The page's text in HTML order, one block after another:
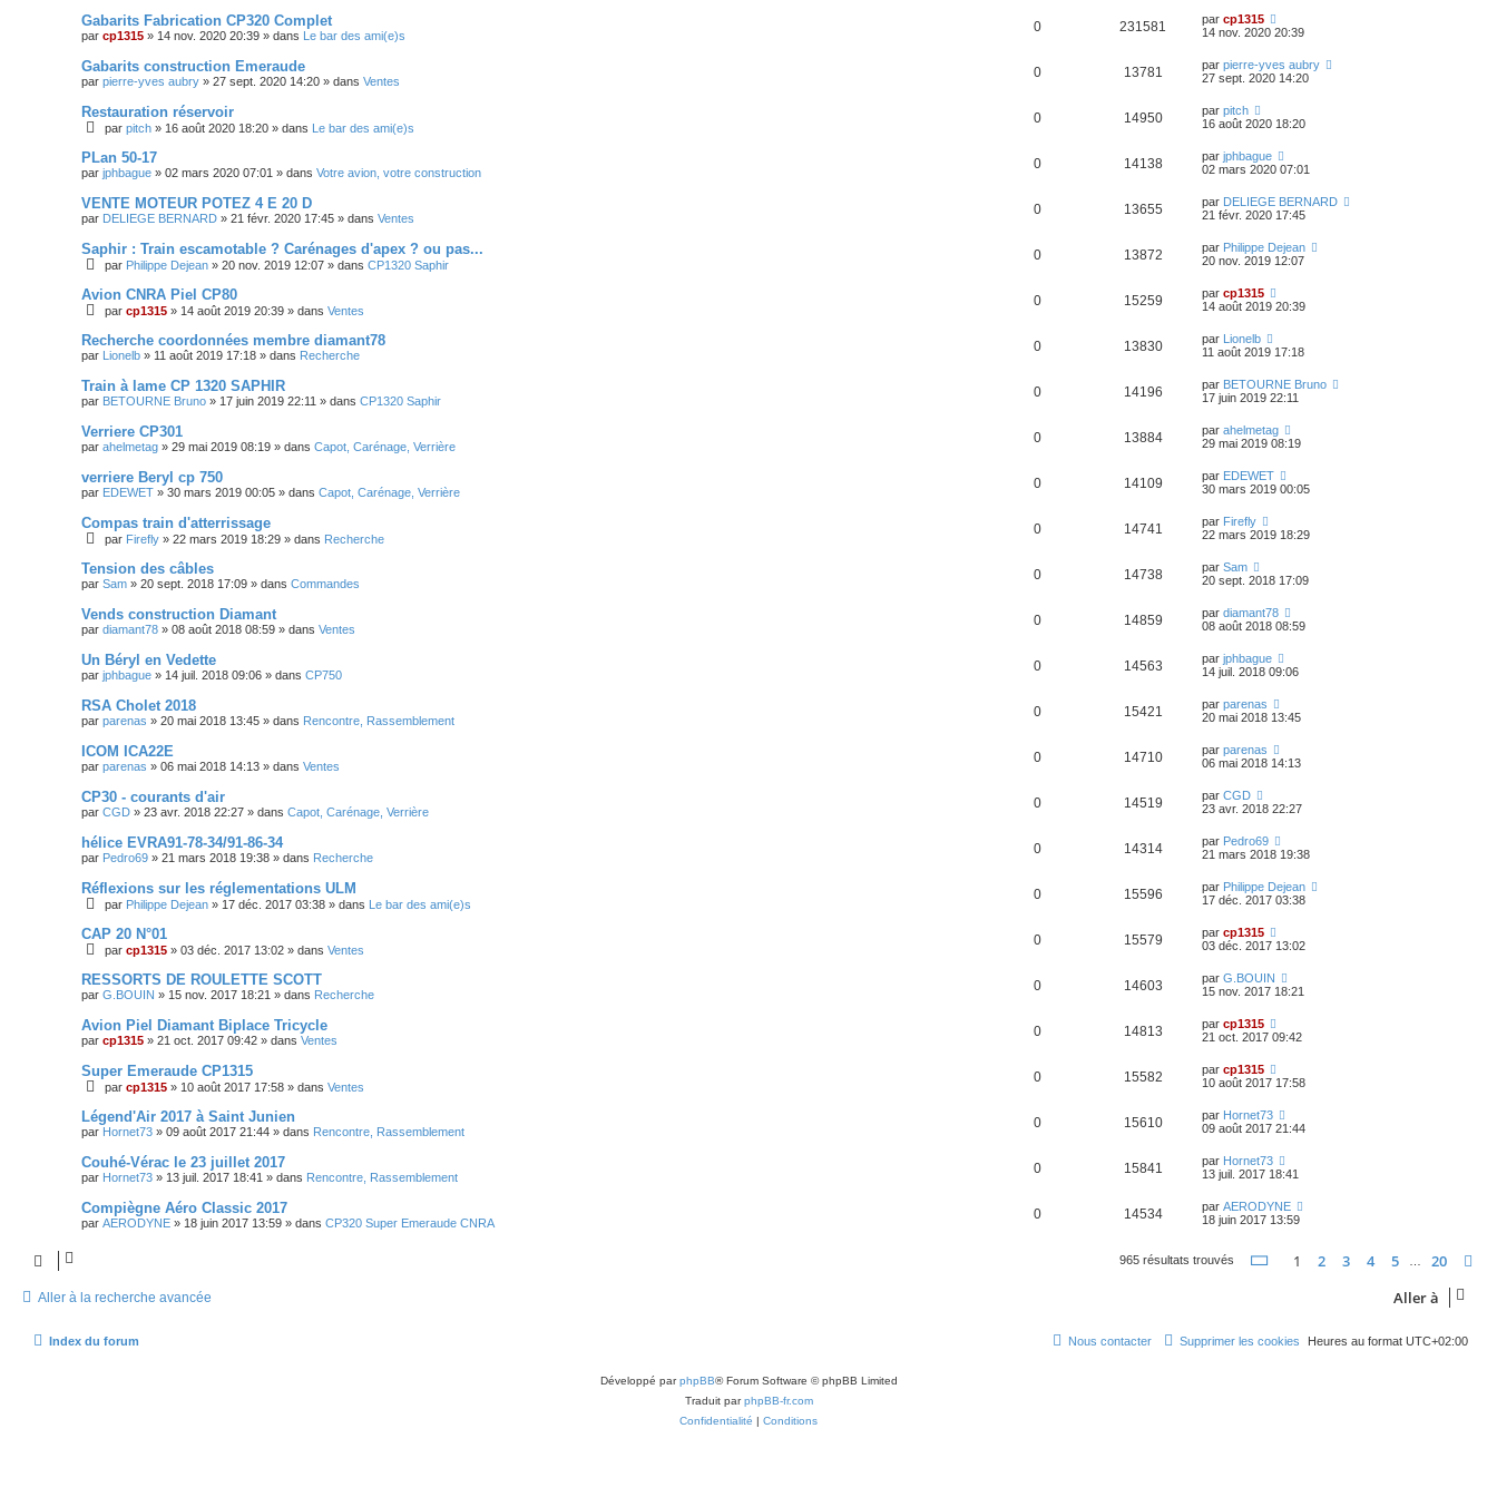
Gabarits Fabrication CP320 Complet
par cp1315 » 14 nov. 2020 20:39 » dans Le bar des ami(e)s
0 231581 par cp1315
14 nov. 2020 20:39
Gabarits construction Emeraude
par pierre-yves aubry » 27 sept. 2020 14:20 » dans Ventes
0 13781 par pierre-yves aubry
27 sept. 2020 14:20
Restauration réservoir
par pitch » 16 août 2020 18:20 » dans Le bar des ami(e)s
0 14950 par pitch
16 août 2020 18:20
PLan 50-17
par jphbague » 02 mars 2020 07:01 » dans Votre avion, votre construction
0 14138 par jphbague
02 mars 2020 07:01
VENTE MOTEUR POTEZ 4 E 20 D
par DELIEGE BERNARD » 21 févr. 2020 17:45 » dans Ventes
0 13655 par DELIEGE BERNARD
21 févr. 2020 17:45
Saphir : Train escamotable ? Carénages d'apex ? ou pas...
par Philippe Dejean » 20 nov. 2019 12:07 » dans CP1320 Saphir
0 13872 par Philippe Dejean
20 nov. 2019 12:07
Avion CNRA Piel CP80
par cp1315 » 14 août 2019 20:39 » dans Ventes
0 15259 par cp1315
14 août 2019 20:39
Recherche coordonnées membre diamant78
par Lionelb » 11 août 2019 17:18 » dans Recherche
0 13830 par Lionelb
11 août 2019 17:18
Train à lame CP 1320 SAPHIR
par BETOURNE Bruno » 17 juin 2019 22:11 » dans CP1320 Saphir
0 14196 par BETOURNE Bruno
17 juin 2019 22:11
Verriere CP301
par ahelmetag » 29 mai 2019 08:19 » dans Capot, Carénage, Verrière
0 13884 par ahelmetag
29 mai 2019 08:19
verriere Beryl cp 750
par EDEWET » 30 mars 2019 00:05 » dans Capot, Carénage, Verrière
0 14109 par EDEWET
30 mars 2019 00:05
Compas train d'atterrissage
par Firefly » 22 mars 2019 18:29 » dans Recherche
0 14741 par Firefly
22 mars 2019 18:29
Tension des câbles
par Sam » 20 sept. 2018 17:09 » dans Commandes
0 14738 par Sam
20 sept. 2018 17:09
Vends construction Diamant
par diamant78 » 08 août 2018 08:59 » dans Ventes
0 14859 par diamant78
08 août 2018 08:59
Un Béryl en Vedette
par jphbague » 14 juil. 2018 09:06 » dans CP750
0 14563 par jphbague
14 juil. 2018 09:06
RSA Cholet 2018
par parenas » 20 mai 2018 13:45 » dans Rencontre, Rassemblement
0 15421 par parenas
20 mai 2018 13:45
ICOM ICA22E
par parenas » 06 mai 2018 14:13 » dans Ventes
0 14710 par parenas
06 mai 2018 14:13
CP30 - courants d'air
par CGD » 23 avr. 2018 22:27 » dans Capot, Carénage, Verrière
0 14519 par CGD
23 avr. 2018 22:27
hélice EVRA91-78-34/91-86-34
par Pedro69 » 21 mars 2018 19:38 » dans Recherche
0 14314 par Pedro69
21 mars 2018 19:38
Réflexions sur les réglementations ULM
par Philippe Dejean » 17 déc. 2017 03:38 » dans Le bar des ami(e)s
0 15596 par Philippe Dejean
17 déc. 2017 03:38
CAP 20 N°01
par cp1315 » 03 déc. 2017 13:02 » dans Ventes
0 15579 par cp1315
03 déc. 2017 13:02
RESSORTS DE ROULETTE SCOTT
par G.BOUIN » 15 nov. 2017 18:21 » dans Recherche
0 14603 par G.BOUIN
15 nov. 2017 18:21
Avion Piel Diamant Biplace Tricycle
par cp1315 » 21 oct. 2017 09:42 » dans Ventes
0 14813 par cp1315
21 oct. 2017 09:42
Super Emeraude CP1315
par cp1315 » 10 août 2017 17:58 » dans Ventes
0 15582 par cp1315
10 août 2017 17:58
Légend'Air 2017 à Saint Junien
par Hornet73 » 09 août 2017 21:44 » dans Rencontre, Rassemblement
0 15610 par Hornet73
09 août 2017 21:44
Couhé-Vérac le 23 juillet 2017
par Hornet73 » 13 juil. 2017 18:41 » dans Rencontre, Rassemblement
0 15841 par Hornet73
13 juil. 2017 18:41
Compiègne Aéro Classic 2017
par AERODYNE » 18 juin 2017 13:59 » dans CP320 Super Emeraude CNRA
0 14534 par AERODYNE
18 juin 2017 13:59
965 résultats trouvés Page sur20
1 2 3 4 5 20
Aller à la recherche avancée Aller à
Index du forum Heures au format UTC+02:00
Supprimer les cookies
Nous contacter
Développé parphpBB® Forum Software © phpBB Limited
Traduit parphpBB-fr.com
Confidentialité | Conditions